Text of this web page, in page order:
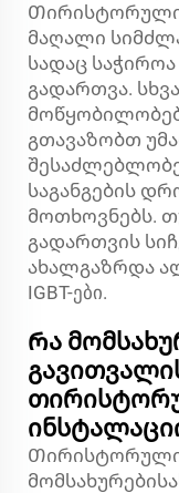
Თირისტორული
მაღალი
სადაც
გადართვა.
გთავაზობთ
საგანგების
მოთხოვნებს.
გადართვის
ახალგაზრდა
IGBT-ები.
Რა
Თირისტორული